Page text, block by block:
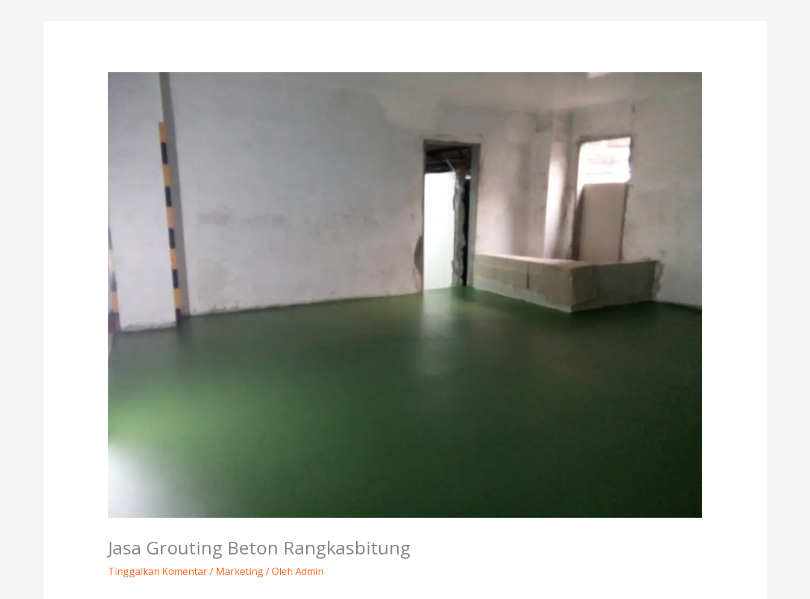
Jasa Grouting Beton Rangkasbitung
Tinggalkan Komentar/ Marketing/ Oleh Admin